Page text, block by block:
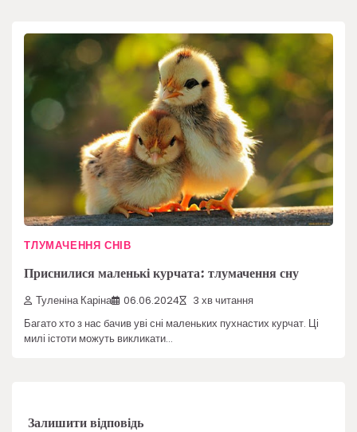
ТЛУМАЧЕННЯ СНІВ
Приснилися маленькі курчата: тлумачення сну
Туленіна Каріна 06.06.2024 3 хв читання
Багато хто з нас бачив уві сні маленьких пухнастих курчат. Ці
милі істоти можуть викликати…
Залишити відповідь